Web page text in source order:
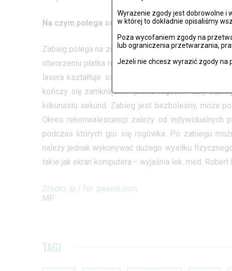
Wyrażenie zgody jest dobrowolne i
w której to dokładnie opisaliśmy
Poza wycofaniem zgody na
lub ograniczenia przetwarzania,
Jeżeli nie chcesz wyrazić zgody na
Na czym polega sam zabieg laserowej korekcji
Zabieg polega na zmianie krzywizny rogówki oka
otworzeniu płatka rogówki przez jej nacięcie.
lasera kształtuje się rogówkę, nadając jej
kończy się zamknięciem płatka rogówki. Cały
kilkunastu sekund. Zabieg jest bezbolesny, może
Okres rekonwalescencji zależy od indywidualnych
podczas których goi się rogówka. Po zabiegu
należy jednak wykonywać dużego wysiłku
takie jak ekran komputera.– wyjaśnia lek. med.
Źródło: ip / fot. pexels.com
MP
TAGI